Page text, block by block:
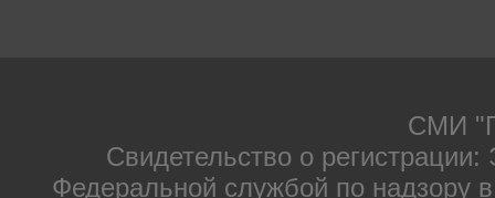
СМИ
Свидетельство о
Федеральной службой по надзору